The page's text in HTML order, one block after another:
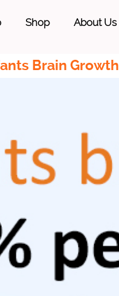
Shop About Us
Brain Growth